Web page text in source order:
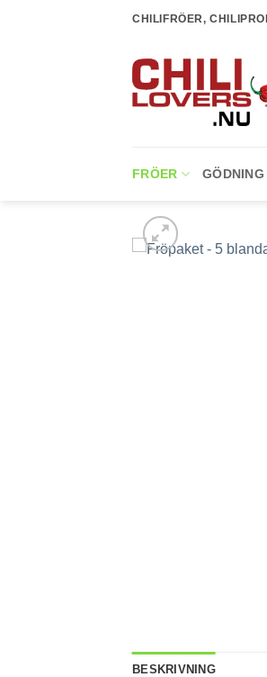
CHILIFRÖER,
FRÖER GÖDNING
BESKRIVNING